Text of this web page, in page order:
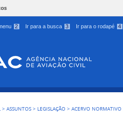
2 Ir para a busca 3 Ir para o rodapé 4
>ASSUNTOS > LEGISLAÇÃO >ACERVO NORMATIVO